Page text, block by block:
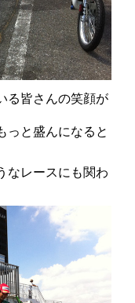
る皆さんの笑顔が
っと盛んになると
なレースにも関わ